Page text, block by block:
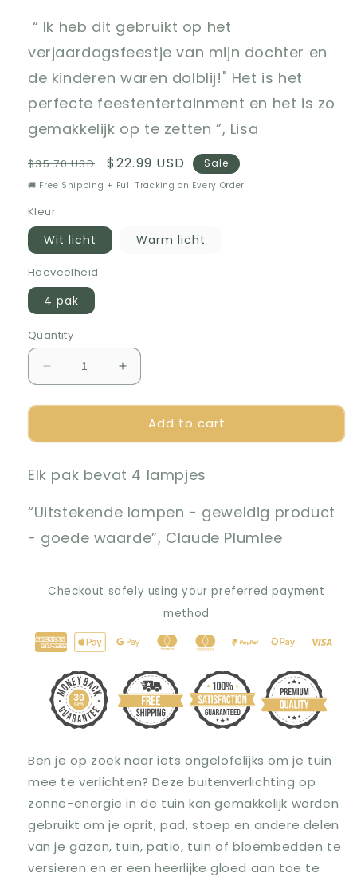
“ Ik heb dit gebruikt op het
verjaardagsfeestje van mijn dochter en
de kinderen waren dolblij!" Het is het
perfecte feestentertainment en het is zo
gemakkelijk op te zetten ”, Lisa
Regular
price
$35.70 USD
Sale
price
$22.99 USD Sale
🚚 Free Shipping + Full Tracking on Every Order
Kleur
Wit licht Warm licht
Hoeveelheid
4 pak
Quantity
Decrease
quantity
for
waterdichte
op
energie
Increase
quantity
for
Nieuwe
waterdichte
op
energie
Add to cart
Elk pak bevat 4 lampjes
“Uitstekende lampen - geweldig product
- goede waarde”, Claude Plumlee
Checkout safely using your preferred payment
method
Ben je op zoek naar iets ongelofelijks om je tuin
mee te verlichten? Deze buitenverlichting op
zonne-energie in de tuin kan gemakkelijk worden
gebruikt om je oprit, pad, stoep en andere delen
van je gazon, tuin, patio, tuin of bloembedden te
versieren en er een heerlijke gloed aan toe te